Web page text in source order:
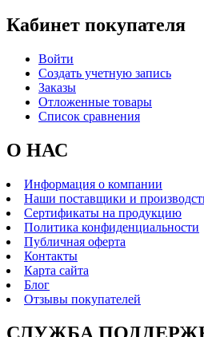
Кабинет покупателя
Войти
Создать учетную запись
Заказы
Отложенные товары
Список сравнения
О НАС
Информация о компании
Наши поставщики и
Сертификаты на продукцию
Политика конфиденциальности
Публичная оферта
Контакты
Карта сайта
Блог
Отзывы покупателей